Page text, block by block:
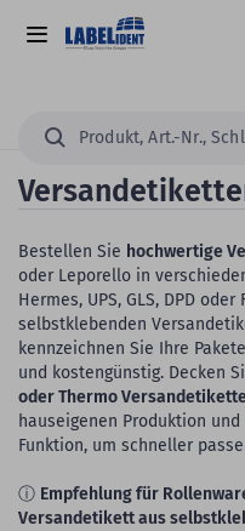
Hauptinhalt
springen
Alle
Suchen...
Bestellen Sie hochwertige
oder Leporello in
Hermes, UPS, GLS, DPD
selbstklebenden
kennzeichnen Sie Ihre
und kostengünstig. Decken
oder Thermo
hauseigenen Produktion
Funktion, um schneller
ⓘ Empfehlung für
Versandetikett aus